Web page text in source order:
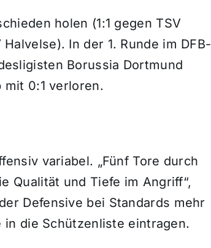
holen (1:1 gegen TSV
In der 1. Runde im DFB-
Borussia Dortmund
mit 0:1 verloren.
variabel. „Fünf Tore durch
Qualität und Tiefe im Angriff“,
Defensive bei Standards mehr
die Schützenliste eintragen.